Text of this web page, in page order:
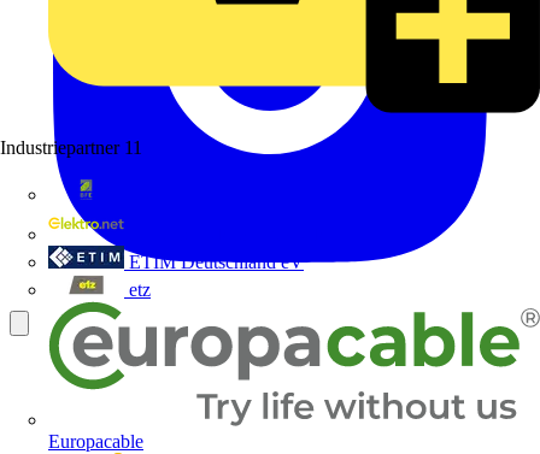
Industriepartner 11
ETIM Deutschland eV
etz
Europacable